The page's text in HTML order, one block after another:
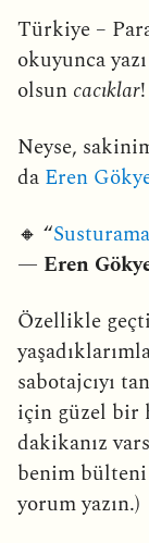
Türkiye –
okuyunca
olsun cacıklar!
Neyse,
da Eren
🔸 “
— Eren
Özellikle
sabotajcıyı
için güzel bir
dakikanız
benim
yorum yazın.)